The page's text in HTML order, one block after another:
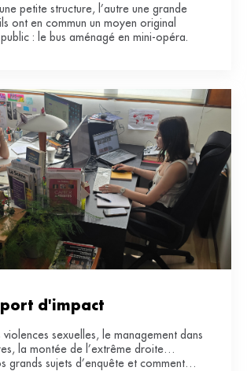
petite structure, l’autre une grande
ont en commun un moyen original
: le bus aménagé en mini-opéra.
d'impact
sexuelles, le management dans
la montée de l’extrême droite…
grands sujets d’enquête et comment